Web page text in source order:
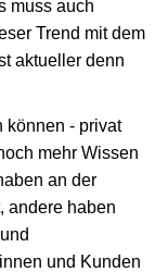
muss auch
Trend mit dem
aktueller denn
können - privat
mehr Wissen
an der
andere haben
und Kunden